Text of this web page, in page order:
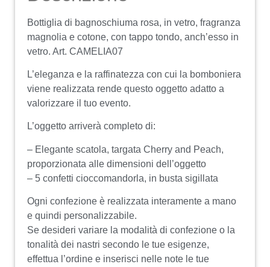
Bottiglia di bagnoschiuma rosa, in vetro, fragranza
magnolia e cotone, con tappo tondo, anch’esso in
vetro. Art. CAMELIA07
L’eleganza e la raffinatezza con cui la bomboniera
viene realizzata rende questo oggetto adatto a
valorizzare il tuo evento.
L’oggetto arriverà completo di:
– Elegante scatola, targata Cherry and Peach,
proporzionata alle dimensioni dell’oggetto
– 5 confetti cioccomandorla, in busta sigillata
Ogni confezione è realizzata interamente a mano
e quindi personalizzabile.
Se desideri variare la modalità di confezione o la
tonalità dei nastri secondo le tue esigenze,
effettua l’ordine e inserisci nelle note le tue